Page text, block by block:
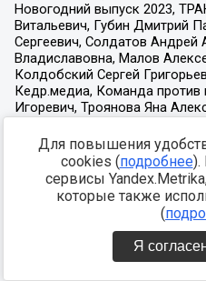
Для повышения
cookies (подробнее).
сервисы
которые также
(
Я